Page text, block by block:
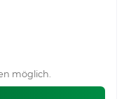
möglich.